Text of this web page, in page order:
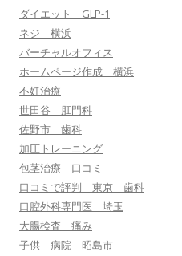
ダイエット GLP-1
ネジ 横浜
バーチャルオフィス
ホームページ作成 横浜
不妊治療
世田谷 肛門科
佐野市 歯科
加圧トレーニング
包茎治療 口コミ
口コミで評判 東京 歯科
口腔外科専門医 埼玉
大腸検査 痛み
子供 病院 昭島市